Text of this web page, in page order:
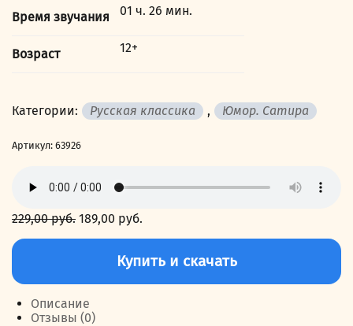
Время звучания 01 ч. 26 мин.
Возраст 12+
Категории: Русская классика , Юмор. Сатира
Артикул: 63926
229,00руб. Первоначальная
229,00 руб..
189,00 руб.
Количество
Большим
детям
сказки
Купить и скачать
Описание
Отзывы (0)